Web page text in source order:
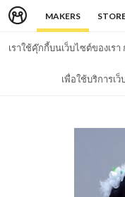
MAKERS
เราใช้คุ๊กกี้บนเว็บไซต์ของเร
เพื่อใช้บริการเ